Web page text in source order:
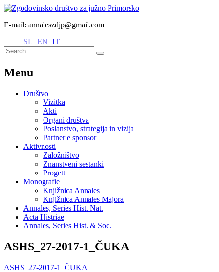
E-mail: annaleszdjp@gmail.com
SL EN IT
Menu
Društvo
Vizitka
Akti
Organi društva
Poslanstvo, strategija in vizija
Partner e sponsor
Aktivnosti
Založništvo
Znanstveni sestanki
Progetti
Monografie
Knjižnica Annales
Knjižnica Annales Majora
Annales, Series Hist. Nat.
Acta Histriae
Annales, Series Hist. & Soc.
ASHS_27-2017-1_ČUKA
ASHS_27-2017-1_ČUKA